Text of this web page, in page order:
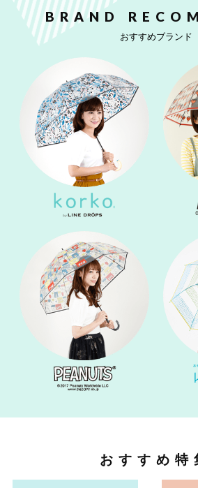
BRAND
おすすめブランド
おすすめ特